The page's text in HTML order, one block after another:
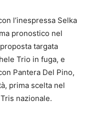
l’inespressa Selka
pronostico nel
targata
Trio in fuga, e
Pantera Del Pino,
prima scelta nel
nazionale.